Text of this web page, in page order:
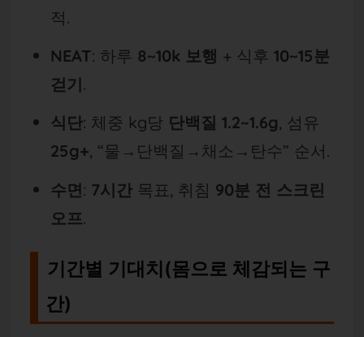
적.
NEAT: 하루 8~10k 보행 + 식후 10~15분
걷기.
식단: 체중 kg당 단백질 1.2~1.6g, 섬유
25g+, “물→단백질→채소→탄수” 순서.
수면: 7시간목표, 취침 90분 전 스크린
오프.
기간별 기대치(몸으로 체감되는 구
간)